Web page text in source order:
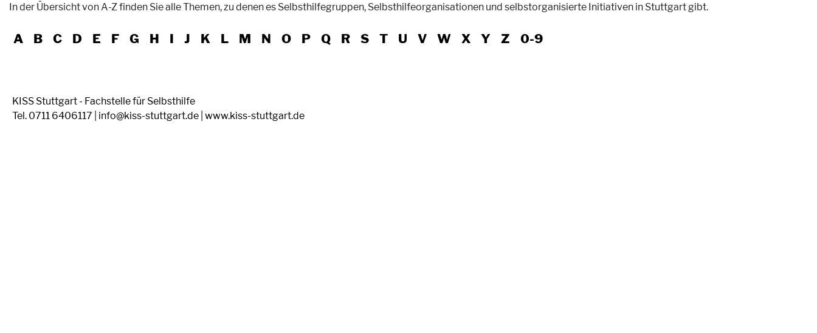
In der Übersicht von A-Z finden Sie alle Themen, zu denen es Selbsthilfegruppen, Selbsthilfeorganisationen und selbstorganisierte Initiativen in Stuttgart gibt.
A B C D E F G H I J K L M N O P Q R S T U V W X Y Z 0-9
KISS Stuttgart - Fachstelle für Selbsthilfe
Tel. 0711 6406117 | info@kiss-stuttgart.de | www.kiss-stuttgart.de